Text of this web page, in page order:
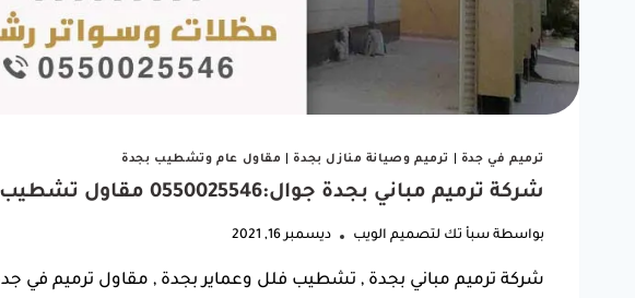
ترميم في جدة ترميم وصيانة منازل بجدة مقاول عام وتشطيب بجدة
شركة ترميم مباني بجدة جوال:0550025546 مقاول تشطيب في جدة
بواسطة سبأ تك لتصميم الويب ديسمبر 16, 2021
شركة ترميم مباني بجدة , تشطيب فلل وعماير بجدة , مقاول ترميم